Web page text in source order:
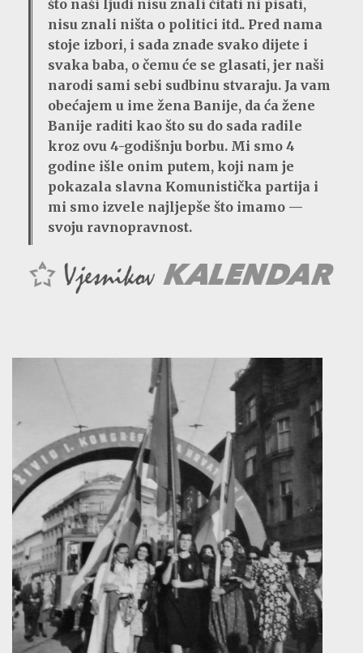
što naši ljudi nisu znali čitati ni pisati,
nisu znali ništa o politici itd.. Pred nama
stoje izbori, i sada znade svako dijete i
svaka baba, o čemu će se glasati, jer naši
narodi sami sebi sudbinu stvaraju. Ja vam
obećajem u ime žena Banije, da ća žene
Banije raditi kao što su do sada radile
kroz ovu 4-godišnju borbu. Mi smo 4
godine išle onim putem, koji nam je
pokazala slavna Komunistička partija i
mi smo izvele najljepše što imamo —
svoju ravnopravnost.